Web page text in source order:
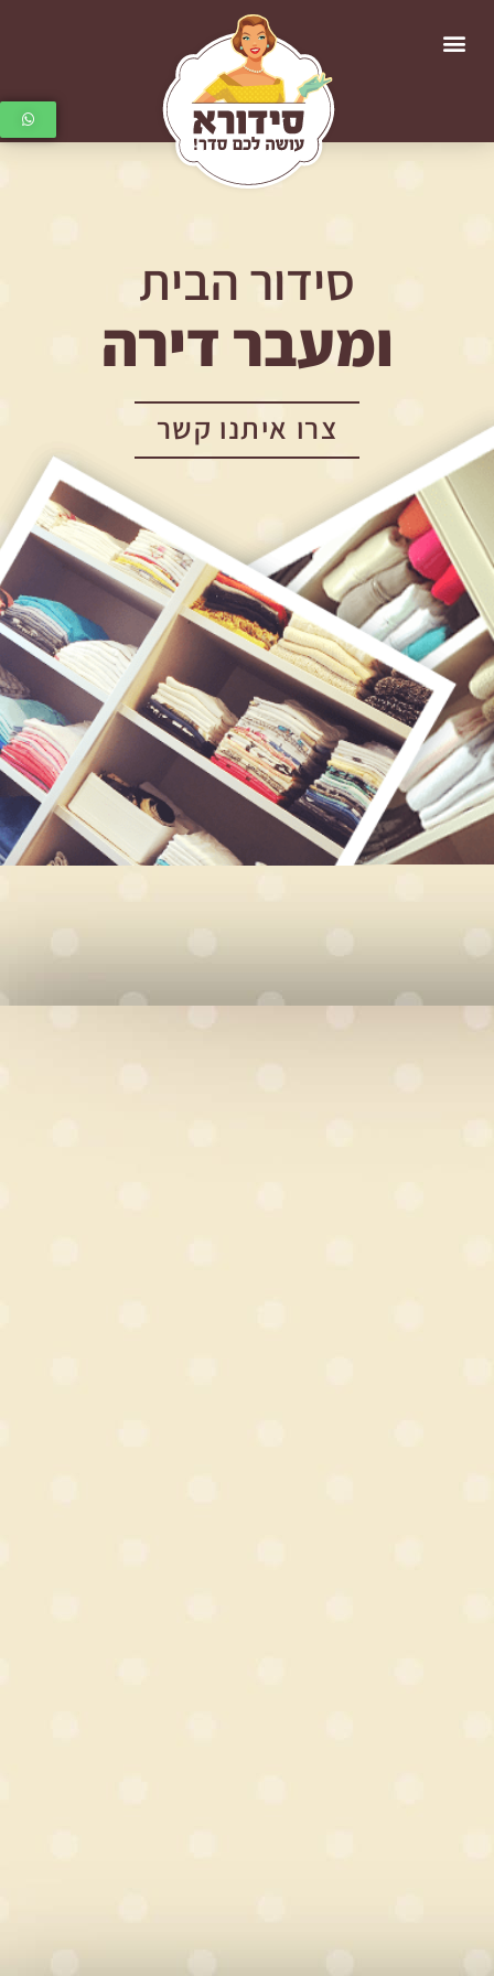
סידור הבית
ומעבר דירה
צרו איתנו קשר